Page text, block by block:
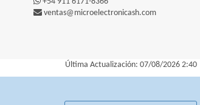
ventas@microelectronicash.com
Última Actualización: 07/08/2026 2:40